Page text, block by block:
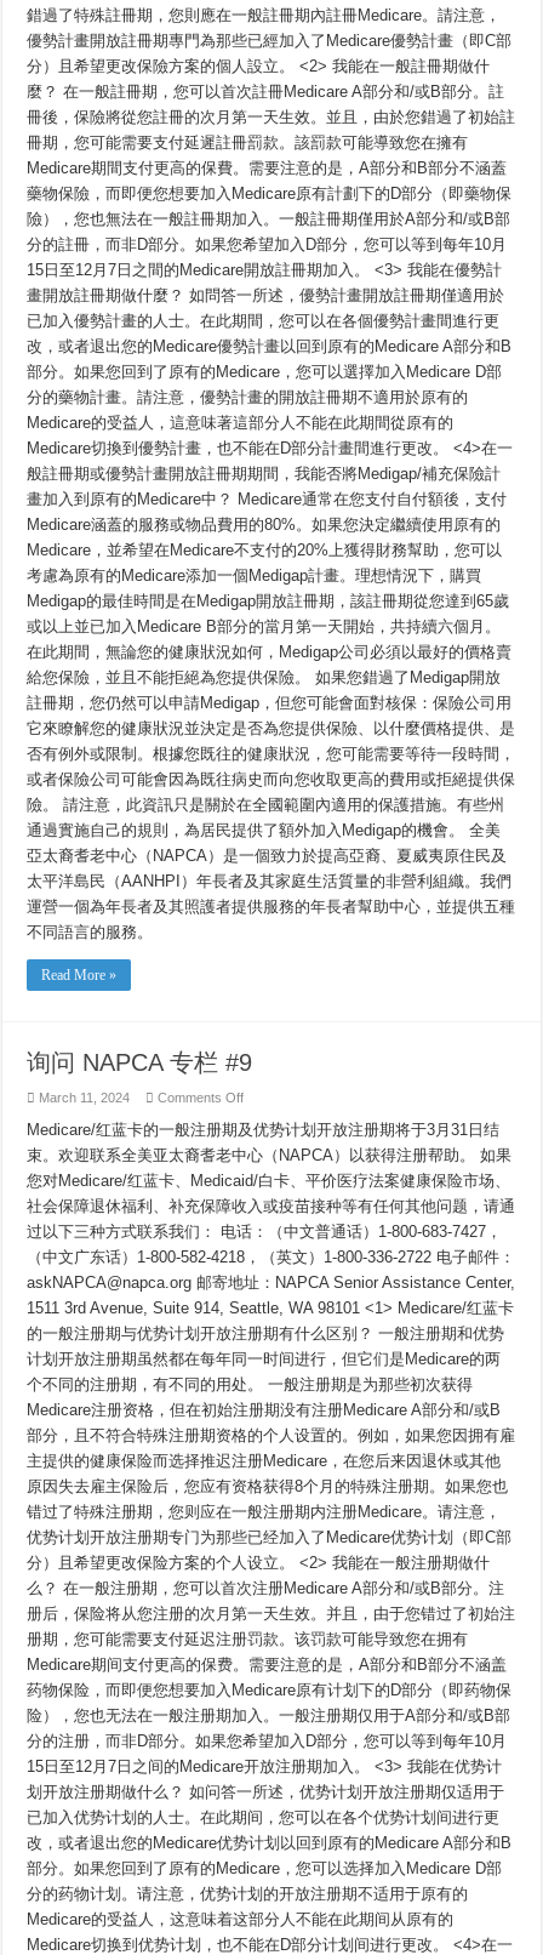
錯過了特殊註冊期，您則應在一般註冊期內註冊Medicare。請注意，
優勢計畫開放註冊期專門為那些已經加入了Medicare優勢計畫（即C部
分）且希望更改保險方案的個人設立。 <2> 我能在一般註冊期做什
麼？ 在一般註冊期，您可以首次註冊Medicare A部分和/或B部分。註
冊後，保險將從您註冊的次月第一天生效。並且，由於您錯過了初始註
冊期，您可能需要支付延遲註冊罰款。該罰款可能導致您在擁有
Medicare期間支付更高的保費。需要注意的是，A部分和B部分不涵蓋
藥物保險，而即便您想要加入Medicare原有計劃下的D部分（即藥物保
險），您也無法在一般註冊期加入。一般註冊期僅用於A部分和/或B部
分的註冊，而非D部分。如果您希望加入D部分，您可以等到每年10月
15日至12月7日之間的Medicare開放註冊期加入。 <3> 我能在優勢計
畫開放註冊期做什麼？ 如問答一所述，優勢計畫開放註冊期僅適用於
已加入優勢計畫的人士。在此期間，您可以在各個優勢計畫間進行更
改，或者退出您的Medicare優勢計畫以回到原有的Medicare A部分和B
部分。如果您回到了原有的Medicare，您可以選擇加入Medicare D部
分的藥物計畫。請注意，優勢計畫的開放註冊期不適用於原有的
Medicare的受益人，這意味著這部分人不能在此期間從原有的
Medicare切換到優勢計畫，也不能在D部分計畫間進行更改。 <4>在一
般註冊期或優勢計畫開放註冊期期間，我能否將Medigap/補充保險計
畫加入到原有的Medicare中？ Medicare通常在您支付自付額後，支付
Medicare涵蓋的服務或物品費用的80%。如果您決定繼續使用原有的
Medicare，並希望在Medicare不支付的20%上獲得財務幫助，您可以
考慮為原有的Medicare添加一個Medigap計畫。理想情況下，購買
Medigap的最佳時間是在Medigap開放註冊期，該註冊期從您達到65歲
或以上並已加入Medicare B部分的當月第一天開始，共持續六個月。
在此期間，無論您的健康狀況如何，Medigap公司必須以最好的價格賣
給您保險，並且不能拒絕為您提供保險。 如果您錯過了Medigap開放
註冊期，您仍然可以申請Medigap，但您可能會面對核保：保險公司用
它來瞭解您的健康狀況並決定是否為您提供保險、以什麼價格提供、是
否有例外或限制。根據您既往的健康狀況，您可能需要等待一段時間，
或者保險公司可能會因為既往病史而向您收取更高的費用或拒絕提供保
險。 請注意，此資訊只是關於在全國範圍內適用的保護措施。有些州
通過實施自己的規則，為居民提供了額外加入Medigap的機會。 全美
亞太裔耆老中心（NAPCA）是一個致力於提高亞裔、夏威夷原住民及
太平洋島民（AANHPI）年長者及其家庭生活質量的非營利組織。我們
運營一個為年長者及其照護者提供服務的年長者幫助中心，並提供五種
不同語言的服務。
Read More »
询问 NAPCA 专栏 #9
March 11, 2024 Comments Offon
问
NAPCA
专
栏
#9
Medicare/红蓝卡的一般注册期及优势计划开放注册期将于3月31日结
束。欢迎联系全美亚太裔耆老中心（NAPCA）以获得注册帮助。 如果
您对Medicare/红蓝卡、Medicaid/白卡、平价医疗法案健康保险市场、
社会保障退休福利、补充保障收入或疫苗接种等有任何其他问题，请通
过以下三种方式联系我们： 电话：（中文普通话）1-800-683-7427，
（中文广东话）1-800-582-4218，（英文）1-800-336-2722 电子邮件：
askNAPCA@napca.org 邮寄地址：NAPCA Senior Assistance Center,
1511 3rd Avenue, Suite 914, Seattle, WA 98101 <1> Medicare/红蓝卡
的一般注册期与优势计划开放注册期有什么区别？ 一般注册期和优势
计划开放注册期虽然都在每年同一时间进行，但它们是Medicare的两
个不同的注册期，有不同的用处。 一般注册期是为那些初次获得
Medicare注册资格，但在初始注册期没有注册Medicare A部分和/或B
部分，且不符合特殊注册期资格的个人设置的。例如，如果您因拥有雇
主提供的健康保险而选择推迟注册Medicare，在您后来因退休或其他
原因失去雇主保险后，您应有资格获得8个月的特殊注册期。如果您也
错过了特殊注册期，您则应在一般注册期内注册Medicare。请注意，
优势计划开放注册期专门为那些已经加入了Medicare优势计划（即C部
分）且希望更改保险方案的个人设立。 <2> 我能在一般注册期做什
么？ 在一般注册期，您可以首次注册Medicare A部分和/或B部分。注
册后，保险将从您注册的次月第一天生效。并且，由于您错过了初始注
册期，您可能需要支付延迟注册罚款。该罚款可能导致您在拥有
Medicare期间支付更高的保费。需要注意的是，A部分和B部分不涵盖
药物保险，而即便您想要加入Medicare原有计划下的D部分（即药物保
险），您也无法在一般注册期加入。一般注册期仅用于A部分和/或B部
分的注册，而非D部分。如果您希望加入D部分，您可以等到每年10月
15日至12月7日之间的Medicare开放注册期加入。 <3> 我能在优势计
划开放注册期做什么？ 如问答一所述，优势计划开放注册期仅适用于
已加入优势计划的人士。在此期间，您可以在各个优势计划间进行更
改，或者退出您的Medicare优势计划以回到原有的Medicare A部分和B
部分。如果您回到了原有的Medicare，您可以选择加入Medicare D部
分的药物计划。请注意，优势计划的开放注册期不适用于原有的
Medicare的受益人，这意味着这部分人不能在此期间从原有的
Medicare切换到优势计划，也不能在D部分计划间进行更改。 <4>在一